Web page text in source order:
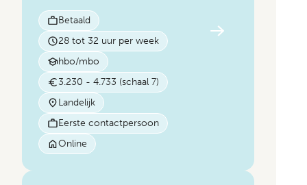
Betaald
28 tot 32 uur per week
hbo/mbo
3.230 - 4.733 (schaal 7)
Landelijk
Eerste contactpersoon
Online